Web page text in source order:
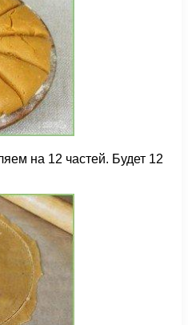
на 12 частей. Будет 12